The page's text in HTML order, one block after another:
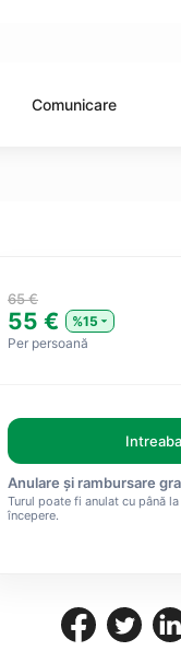
Comunicare
65 €
55 €
%15
Per persoană
Anulare și rambursare
Turul poate fi anulat cu până
începere.